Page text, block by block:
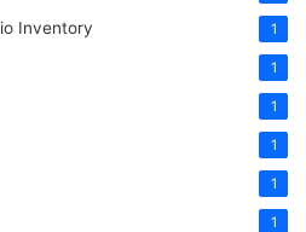
Inventory 1
1
1
1
1
1